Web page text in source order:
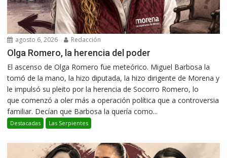
agosto 6, 2026 Redacción
Olga Romero, la herencia del poder
El ascenso de Olga Romero fue meteórico. Miguel Barbosa la
tomó de la mano, la hizo diputada, la hizo dirigente de Morena y
le impulsó su pleito por la herencia de Socorro Romero, lo
que comenzó a oler más a operación política que a controversia
familiar. Decían que Barbosa la quería como...
Destacadas Las Serpientes